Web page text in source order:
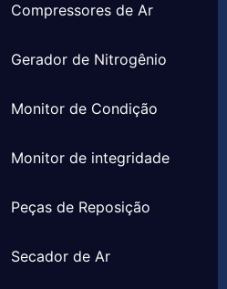
Compressores de Ar
Gerador de Nitrogênio
Monitor de Condição
Monitor de integridade
Peças de Reposição
Secador de Ar